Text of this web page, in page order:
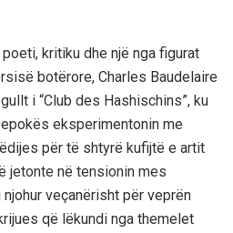
kritiku dhe një nga figurat
botërore, Charles Baudelaire
i “Club des Hashischins”, ku
eksperimentonin me
për të shtyrë kufijtë e artit
jetonte në tensionin mes
veçanërisht për veprën
që lëkundi nga themelet